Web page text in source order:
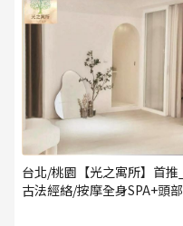
台北/桃園【光之寓所】首推_
古法經絡/按摩全身SPA+頭部